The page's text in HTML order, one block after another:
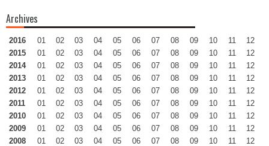
Archives
2016 01 02 03 04 05 06 07 08 09 10 11
12
2015
01 02 03 04 05 06 07 08 09 10 11
12
2014
01 02 03 04 05 06 07 08 09 10 11
12
2013
01 02 03 04 05 06 07 08 09 10 11
12
2012
01 02 03 04 05 06 07 08 09 10 11
12
2011
01 02 03 04 05 06 07 08 09 10 11
12
2010
01 02 03 04 05 06 07 08 09 10 11
12
2009
01 02 03 04 05 06 07 08 09 10 11
12
2008
01 02 03 04 05 06 07 08 09 10 11
12